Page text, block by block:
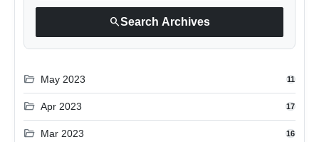
searchSearch Archives
folder_open May 2023 11
folder_open Apr 2023 17
folder_open Mar 2023 16